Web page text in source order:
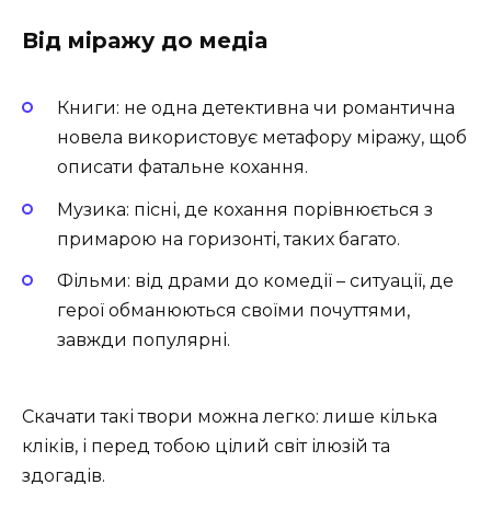
Від міражу до медіа
Книги: не одна детективна чи романтична
новела використовує метафору міражу, щоб
описати фатальне кохання.
Музика: пісні, де кохання порівнюється з
примарою на горизонті, таких багато.
Фільми: від драми до комедії – ситуації, де
герої обманюються своїми почуттями,
завжди популярні.
Скачати такі твори можна легко: лише кілька
кліків, і перед тобою цілий світ ілюзій та
здогадів.